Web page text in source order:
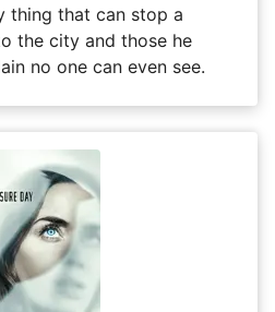
thing that can stop a
the city and those he
no one can even see.